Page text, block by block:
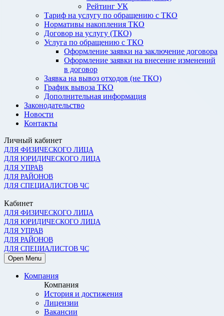
Рейтинг УК
Тариф на услугу по обращению с ТКО
Нормативы накопления ТКО
Договор на услугу (ТКО)
Услуга по обращению с ТКО
Оформление заявки на заключение договора
Оформление заявки на внесение изменений
в договор
Заявка на вывоз отходов (не ТКО)
График вывоза ТКО
Дополнительная информация
Законодательство
Новости
Контакты
Личный кабинет
ДЛЯ ФИЗИЧЕСКОГО ЛИЦА
ДЛЯ ЮРИДИЧЕСКОГО ЛИЦА
ДЛЯ УПРАВ
ДЛЯ РАЙОНОВ
ДЛЯ СПЕЦИАЛИСТОВ ЧС
Кабинет
ДЛЯ ФИЗИЧЕСКОГО ЛИЦА
ДЛЯ ЮРИДИЧЕСКОГО ЛИЦА
ДЛЯ УПРАВ
ДЛЯ РАЙОНОВ
ДЛЯ СПЕЦИАЛИСТОВ ЧС
Open Menu
Компания
Компания
История и достижения
Лицензии
Вакансии